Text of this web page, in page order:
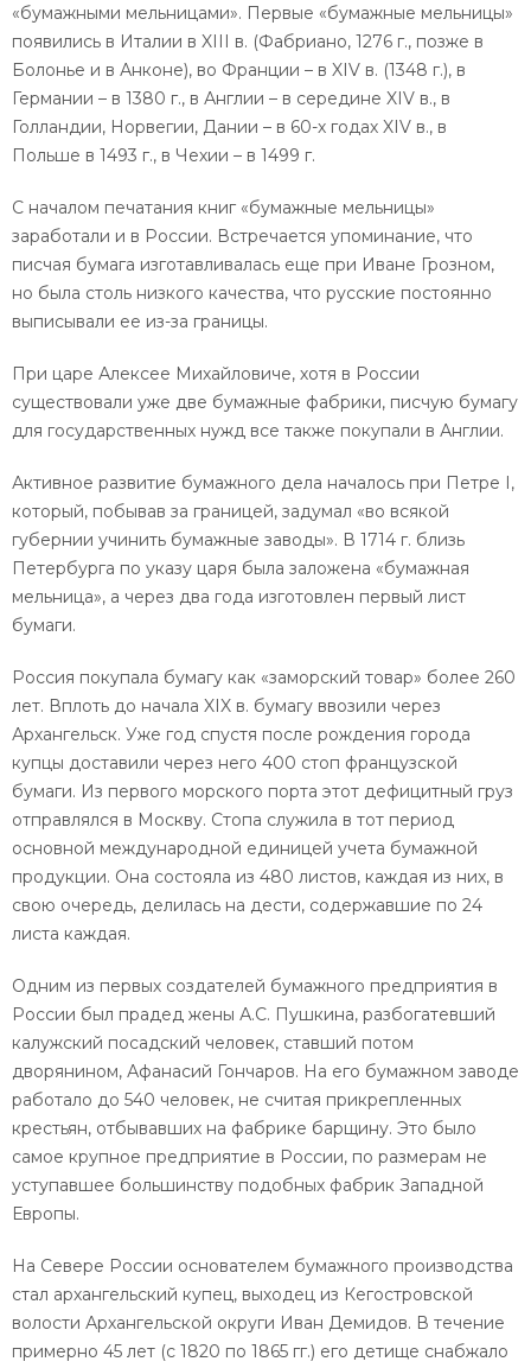
«бумажными мельницами». Первые «бумажные мельницы»
появились в Италии в XIII в. (Фабриано, 1276 г., позже в
Болонье и в Анконе), во Франции – в XIV в. (1348 г.), в
Германии – в 1380 г., в Англии – в середине XIV в., в
Голландии, Норвегии, Дании – в 60-х годах XIV в., в
Польше в 1493 г., в Чехии – в 1499 г.
С началом печатания книг «бумажные мельницы»
заработали и в России. Встречается упоминание, что
писчая бумага изготавливалась еще при Иване Грозном,
но была столь низкого качества, что русские постоянно
выписывали ее из-за границы.
При царе Алексее Михайловиче, хотя в России
существовали уже две бумажные фабрики, писчую бумагу
для государственных нужд все также покупали в Англии.
Активное развитие бумажного дела началось при Петре I,
который, побывав за границей, задумал «во всякой
губернии учинить бумажные заводы». В 1714 г. близь
Петербурга по указу царя была заложена «бумажная
мельница», а через два года изготовлен первый лист
бумаги.
Россия покупала бумагу как «заморский товар» более 260
лет. Вплоть до начала XIX в. бумагу ввозили через
Архангельск. Уже год спустя после рождения города
купцы доставили через него 400 стоп французской
бумаги. Из первого морского порта этот дефицитный груз
отправлялся в Москву. Стопа служила в тот период
основной международной единицей учета бумажной
продукции. Она состояла из 480 листов, каждая из них, в
свою очередь, делилась на дести, содержавшие по 24
листа каждая.
Одним из первых создателей бумажного предприятия в
России был прадед жены А.С. Пушкина, разбогатевший
калужский посадский человек, ставший потом
дворянином, Афанасий Гончаров. На его бумажном заводе
работало до 540 человек, не считая прикрепленных
крестьян, отбывавших на фабрике барщину. Это было
самое крупное предприятие в России, по размерам не
уступавшее большинству подобных фабрик Западной
Европы.
На Севере России основателем бумажного производства
стал архангельский купец, выходец из Кегостровской
волости Архангельской округи Иван Демидов. В течение
примерно 45 лет (с 1820 по 1865 гг.) его детище снабжало